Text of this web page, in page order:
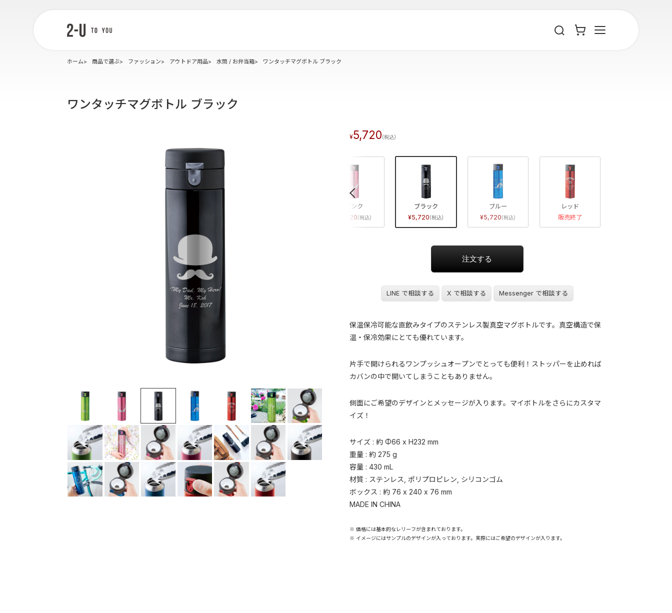
ホーム 商品で選ぶ ファッション アウトドア用品 水筒 / お弁当箱 ワンタッチマグボトル ブラック
ワンタッチマグボトル ブラック
5,720
ピンク
5,720
ブラック
5,720
ブルー
5,720
レッド
販売終了
LINE で相談する X で相談する Messenger で相談する
保温保冷可能な直飲みタイプのステンレス製真空マグボトルです。真空構造で保
温・保冷効果にとても優れています。
片手で開けられるワンプッシュオープンでとっても便利！ストッパーを止めれば
カバンの中で開いてしまうこともありません。
側面にご希望のデザインとメッセージが入ります。マイボトルをさらにカスタマ
イズ！
サイズ : 約 Φ66 x H232 mm
重量 : 約 275 g
容量 : 430 mL
材質 : ステンレス, ポリプロピレン, シリコンゴム
ボックス : 約 76 x 240 x 76 mm
MADE IN CHINA
※ 価格には基本的なレリーフが含まれております。
※ イメージにはサンプルのデザインが入っております。実際にはご希望のデザインが入ります。